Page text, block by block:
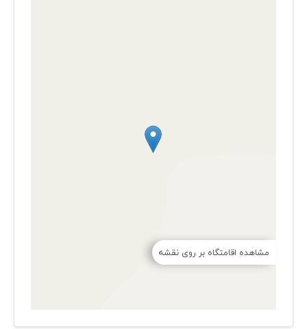
مشاهده اقامتگاه بر روی نقشه